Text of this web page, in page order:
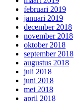
februari 2019
januari 2019
december 2018
november 2018
oktober 2018
september 2018
augustus 2018
juli 2018
juni 2018
mei 2018
april 2018